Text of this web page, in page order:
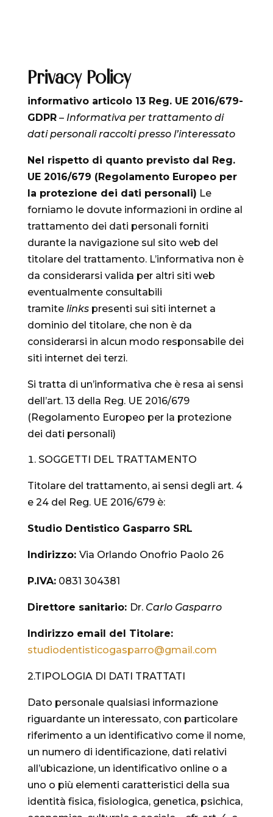
Privacy Policy
informativo articolo 13 Reg. UE 2016/679-
GDPR– Informativa per trattamento di
dati personali raccolti presso l’interessato
Nel rispetto di quanto previsto dal Reg.
UE 2016/679 (Regolamento Europeo per
la protezione dei dati personali) Le
forniamo le dovute informazioni in ordine al
trattamento dei dati personali forniti
durante la navigazione sul sito web del
titolare del trattamento. L’informativa non è
da considerarsi valida per altri siti web
eventualmente consultabili
tramite links presenti sui siti internet a
dominio del titolare, che non è da
considerarsi in alcun modo responsabile dei
siti internet dei terzi.
Si tratta di un’informativa che è resa ai sensi
dell’art. 13 della Reg. UE 2016/679
(Regolamento Europeo per la protezione
dei dati personali)
SOGGETTI DEL TRATTAMENTO
Titolare del trattamento, ai sensi degli art. 4
e 24 del Reg. UE 2016/679 è:
Studio Dentistico Gasparro SRL
Indirizzo: Via Orlando Onofrio Paolo 26
P.IVA: 0831 304381
Direttore sanitario: Dr. Carlo Gasparro
Indirizzo email del Titolare:
studiodentisticogasparro@gmail.com
2.TIPOLOGIA DI DATI TRATTATI
Dato personale qualsiasi informazione
riguardante un interessato, con particolare
riferimento a un identificativo come il nome,
un numero di identificazione, dati relativi
all’ubicazione, un identificativo online o a
uno o più elementi caratteristici della sua
identità fisica, fisiologica, genetica, psichica,